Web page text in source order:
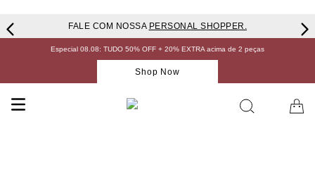
FALE COM NOSSA PERSONAL SHOPPER.
Especial 08.08: TUDO 50% OFF + 20% EXTRA acima de 2 peças
Shop Now